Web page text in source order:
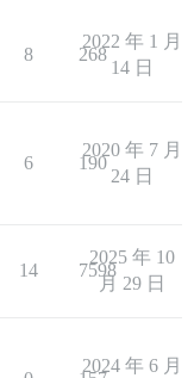
8 268
2022 年 1 月
14 日
6 190
2020 年 7 月
24 日
14 7598
2025 年 10
月 29 日
2024 年 6 月